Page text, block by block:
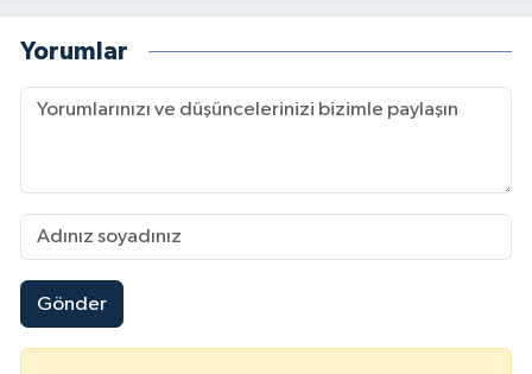
Yorumlar
Gönder